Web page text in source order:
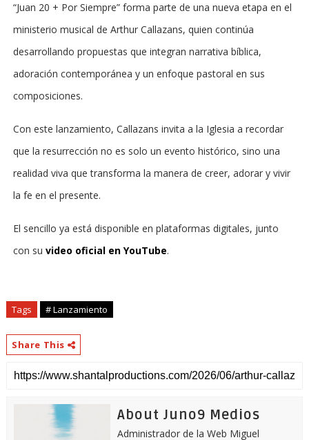
“Juan 20 + Por Siempre” forma parte de una nueva etapa en el
ministerio musical de Arthur Callazans, quien continúa
desarrollando propuestas que integran narrativa bíblica,
adoración contemporánea y un enfoque pastoral en sus
composiciones.
Con este lanzamiento, Callazans invita a la Iglesia a recordar
que la resurrección no es solo un evento histórico, sino una
realidad viva que transforma la manera de creer, adorar y vivir
la fe en el presente.
El sencillo ya está disponible en plataformas digitales, junto
con su video oficial en YouTube.
Tags # Lanzamiento
Share This
About Juno9 Medios
Administrador de la Web Miguel